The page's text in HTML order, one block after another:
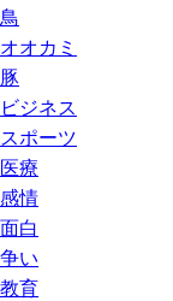
鳥
オオカミ
豚
ビジネス
スポーツ
医療
感情
面白
争い
教育